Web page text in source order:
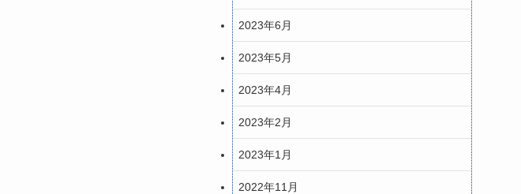
2023年6月
2023年5月
2023年4月
2023年2月
2023年1月
2022年11月